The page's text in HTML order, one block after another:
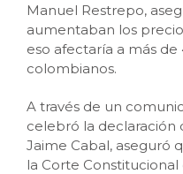
Manuel Restrepo,
aumentaban los
eso afectaría a más de
colombianos.
A través de un
celebró la declaración
Jaime Cabal, aseguró
la Corte